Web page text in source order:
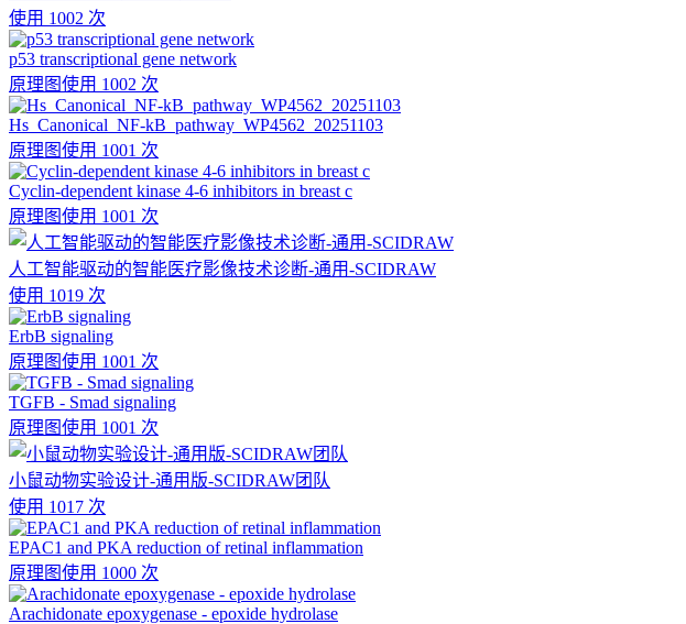
使用 1002 次
p53 transcriptional gene network
原理图使用 1002 次
Hs_Canonical_NF-kB_pathway_WP4562_20251103
原理图使用 1001 次
Cyclin-dependent kinase 4-6 inhibitors in breast c
原理图使用 1001 次
人工智能驱动的智能医疗影像技术诊断-通用-SCIDRAW
使用 1019 次
ErbB signaling
原理图使用 1001 次
TGFB - Smad signaling
原理图使用 1001 次
小鼠动物实验设计-通用版-SCIDRAW团队
使用 1017 次
EPAC1 and PKA reduction of retinal inflammation
原理图使用 1000 次
Arachidonate epoxygenase - epoxide hydrolase